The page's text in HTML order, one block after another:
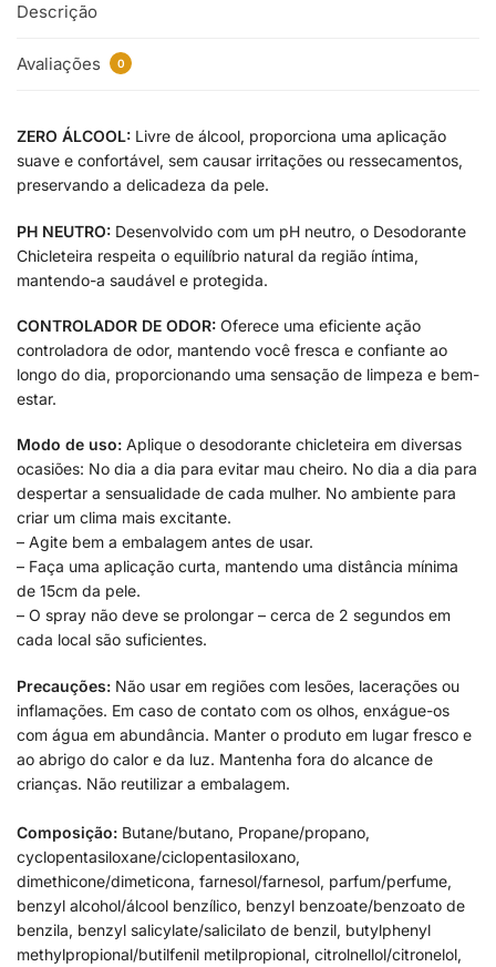
Descrição
Avaliações 0
ZERO ÁLCOOL: Livre de álcool, proporciona uma aplicação
suave e confortável, sem causar irritações ou ressecamentos,
preservando a delicadeza da pele.
PH NEUTRO: Desenvolvido com um pH neutro, o Desodorante
Chicleteira respeita o equilíbrio natural da região íntima,
mantendo-a saudável e protegida.
CONTROLADOR DE ODOR: Oferece uma eficiente ação
controladora de odor, mantendo você fresca e confiante ao
longo do dia, proporcionando uma sensação de limpeza e bem-
estar.
Modo de uso: Aplique o desodorante chicleteira em diversas
ocasiões: No dia a dia para evitar mau cheiro. No dia a dia para
despertar a sensualidade de cada mulher. No ambiente para
criar um clima mais excitante.
– Agite bem a embalagem antes de usar.
– Faça uma aplicação curta, mantendo uma distância mínima
de 15cm da pele.
– O spray não deve se prolongar – cerca de 2 segundos em
cada local são suficientes.
Precauções: Não usar em regiões com lesões, lacerações ou
inflamações. Em caso de contato com os olhos, enxágue-os
com água em abundância. Manter o produto em lugar fresco e
ao abrigo do calor e da luz. Mantenha fora do alcance de
crianças. Não reutilizar a embalagem.
Composição: Butane/butano, Propane/propano,
cyclopentasiloxane/ciclopentasiloxano,
dimethicone/dimeticona, farnesol/farnesol, parfum/perfume,
benzyl alcohol/álcool benzílico, benzyl benzoate/benzoato de
benzila, benzyl salicylate/salicilato de benzil, butylphenyl
methylpropional/butilfenil metilpropional, citrolnellol/citronelol,